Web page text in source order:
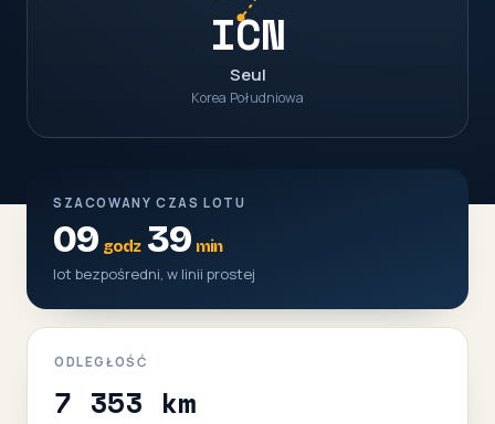
ICN
Seul
Korea Południowa
SZACOWANY CZAS LOTU
09 godz39 min
lot bezpośredni, w linii prostej
ODLEGŁOŚĆ
7 353 km